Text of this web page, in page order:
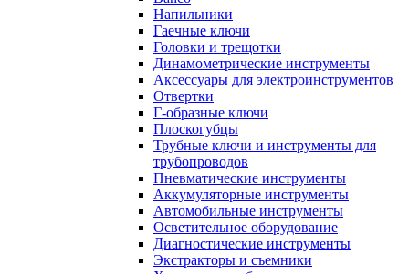
Напильники
Гаечные ключи
Головки и трещотки
Динамометрические инструменты
Аксессуары для электроинструментов
Отвертки
Г-образные ключи
Плоскогубцы
Трубные ключи и инструменты для
трубопроводов
Пневматические инструменты
Аккумуляторные инструменты
Автомобильные инструменты
Осветительное оборудование
Диагностические инструменты
Экстракторы и съемники